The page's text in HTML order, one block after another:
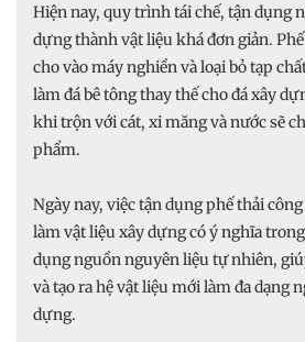
Hiện nay, quy trình tái chế, tận dụng
dựng thành vật liệu khá đơn giản.
cho vào máy nghiền và loại bỏ tạp
làm đá bê tông thay thế cho đá xây
khi trộn với cát, xi măng và nước sẽ
phẩm.
Ngày nay, việc tận dụng phế thải
làm vật liệu xây dựng có ý nghĩa
dụng nguồn nguyên liệu tự nhiên,
và tạo ra hệ vật liệu mới làm đa dạng
dựng.